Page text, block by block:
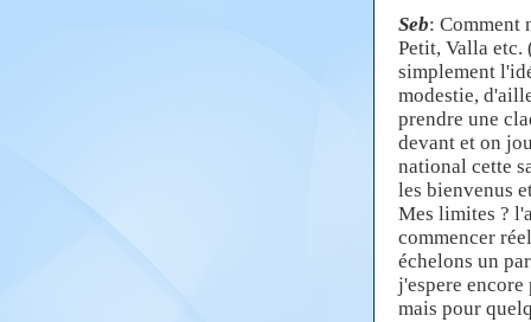
Seb: Comment
Petit, Valla etc.
simplement
modestie,
prendre une
devant et on
national cette
les bienvenus
Mes limites ?
commencer
échelons un
j'espere
mais pour